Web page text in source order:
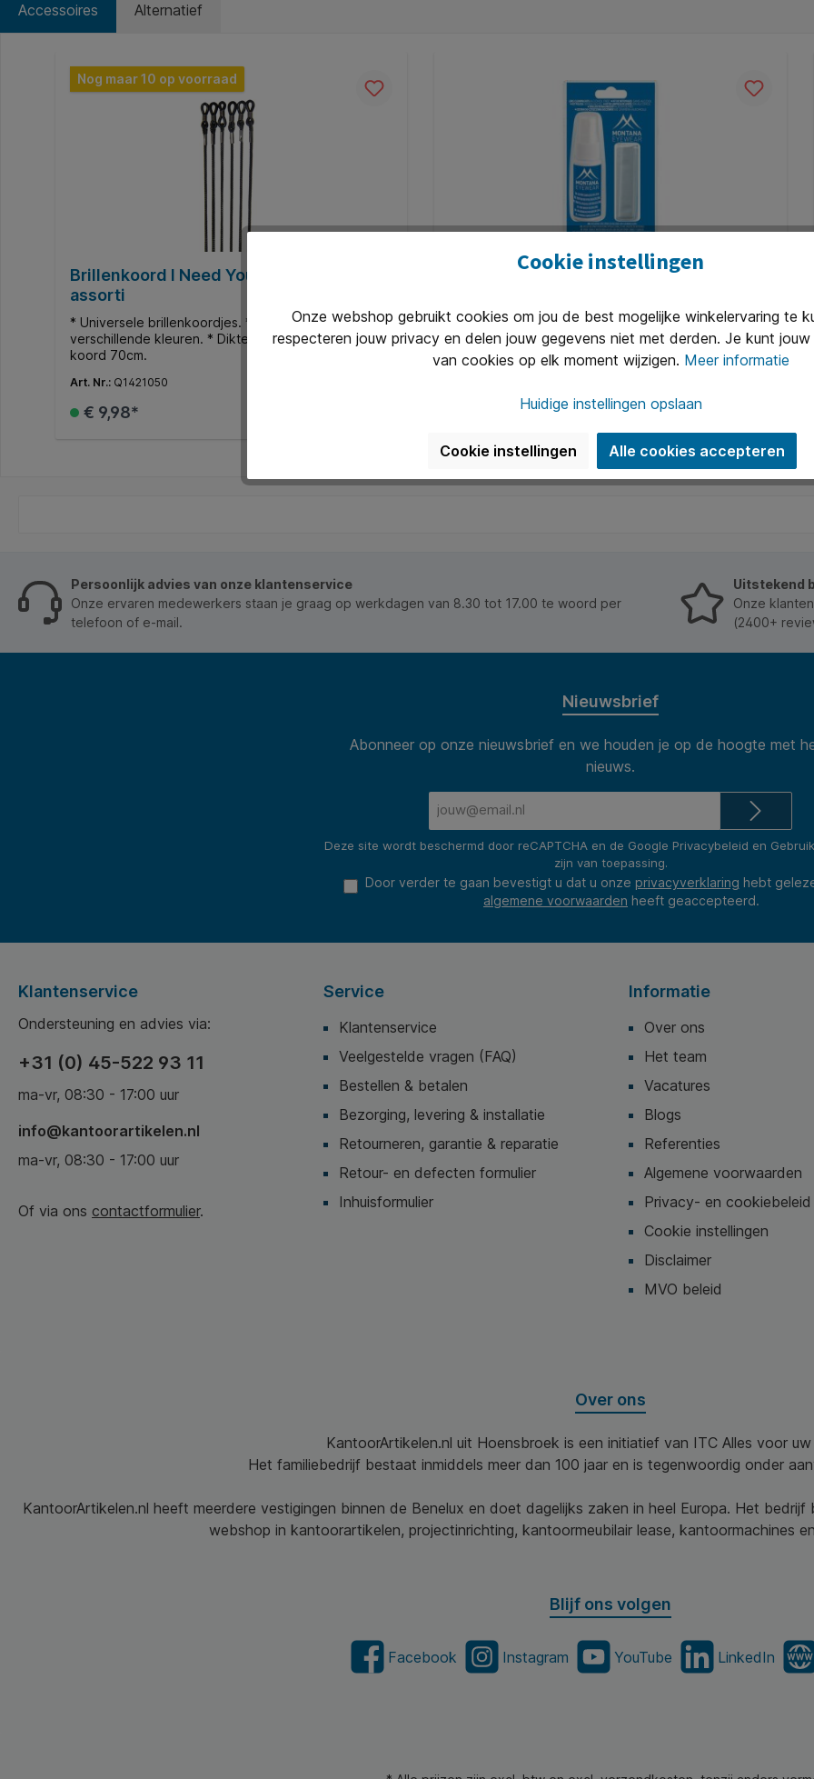
Accessoires Alternatief
Productgalerij overslaan
Nog maar 10 op voorraad
Brillenkoord I Need You Holdy 1.2mm
assorti
* Universele brillenkoordjes. * Set met 12 stuks in 6
verschillende kleuren. * Dikte koord 1,2mm. * Lengte
koord 70cm.
Art. Nr.: Q1421050
€ 9,98*
Brillenpoetsset Montana 2-delig
* Brillenpoetsset bestaande uit een microvezel
doekje en een flesje reinigingsvloeistof van 20 ml
zonder alcohol. * Deze set is per blister verkrijgbaar,
of te bestellen per 12 blisters in een display.
In de winkelmand
Persoonlijk advies van onze klantenservice
Onze ervaren medewerkers staan je graag op werkdagen van 8.30 tot 17.00 te woord per
telefoon of e-mail.
Uitstekend
Onze
(2400+
Nieuwsbrief
Abonneer op onze nieuwsbrief en we houden je op de hoogte met
nieuws.
Deze site wordt beschermd door reCAPTCHA en de Google Privacybeleid en
zijn van toepassing.
Door verder te gaan bevestigt u dat u onze privacyverklaring hebt
algemene voorwaarden heeft geaccepteerd.
Klantenservice
Ondersteuning en advies via:
+31 (0) 45-522 93 11
ma-vr, 08:30 - 17:00 uur
info@kantoorartikelen.nl
ma-vr, 08:30 - 17:00 uur
Of via ons contactformulier.
Service
Klantenservice
Veelgestelde vragen (FAQ)
Bestellen & betalen
Bezorging, levering & installatie
Retourneren, garantie & reparatie
Retour- en defecten formulier
Inhuisformulier
Informatie
Over ons
Het team
Vacatures
Blogs
Referenties
Algemene voorwaarden
Privacy- en cookiebeleid
Cookie instellingen
Disclaimer
MVO beleid
Over ons
KantoorArtikelen.nl uit Hoensbroek is een initiatief van ITC Alles voor
Het familiebedrijf bestaat inmiddels meer dan 100 jaar en is tegenwoordig onder
KantoorArtikelen.nl heeft meerdere vestigingen binnen de Benelux en doet dagelijks zaken in heel Europa. Het
webshop in kantoorartikelen, projectinrichting, kantoormeubilair lease, kantoormachines
Blijf ons volgen
Facebook Instagram YouTube LinkedIn
Cookie instellingen
Onze webshop gebruikt cookies om jou de best mogelijke winkelervaring te
respecteren jouw privacy en delen jouw gegevens niet met derden. Je kunt
van cookies op elk moment wijzigen. Meer informatie
Huidige instellingen opslaan
Cookie instellingen Alle cookies accepteren